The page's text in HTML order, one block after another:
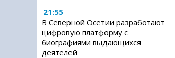
21:55
В Северной Осетии разработают
цифровую платформу с
биографиями выдающихся
деятелей